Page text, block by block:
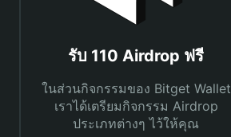
รับ 110 Airdrop ฟรี
ในส่วนกิจกรรมของ Bitget Wallet
เราได้เตรียมกิจกรรม Airdrop
ประเภทต่างๆ ไว้ให้คุณ